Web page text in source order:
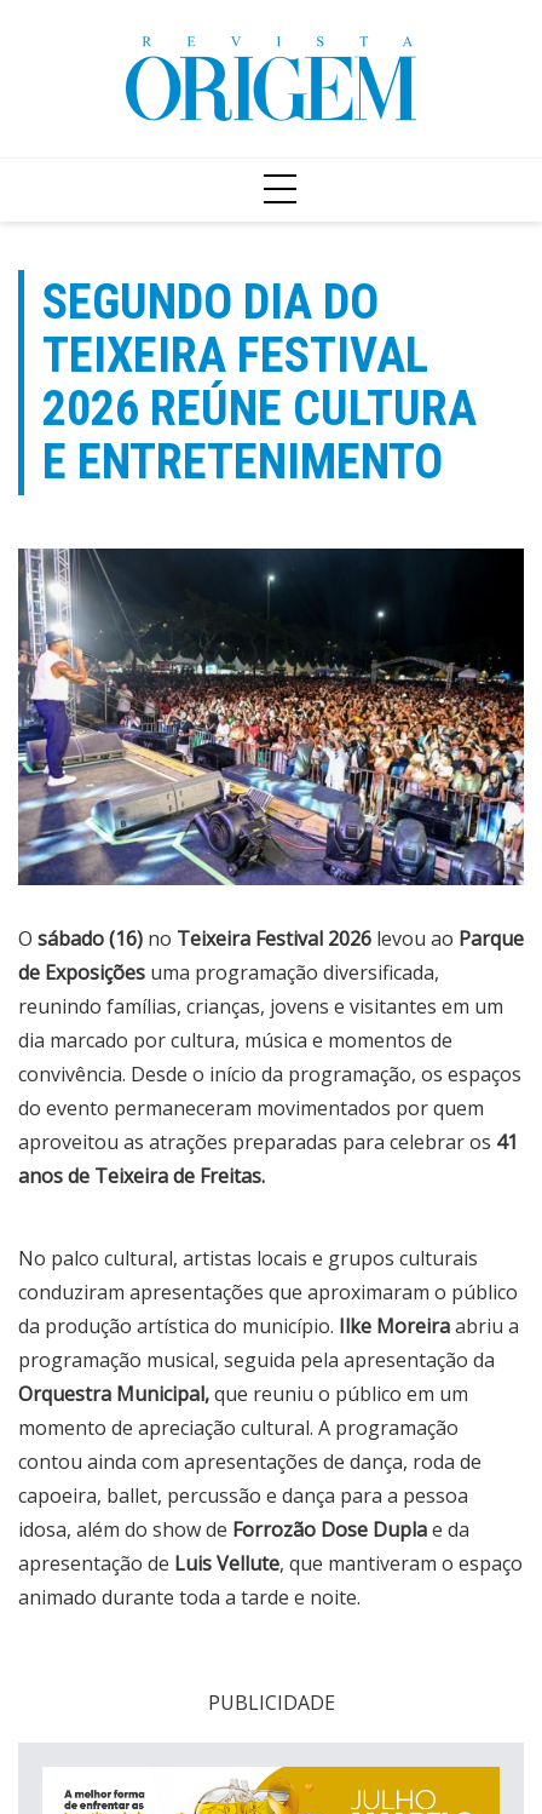
SEGUNDO DIA DO
TEIXEIRA FESTIVAL
2026 REÚNE CULTURA
E ENTRETENIMENTO
O sábado (16) no Teixeira Festival 2026 levou ao Parque
de Exposições uma programação diversificada,
reunindo famílias, crianças, jovens e visitantes em um
dia marcado por cultura, música e momentos de
convivência. Desde o início da programação, os espaços
do evento permaneceram movimentados por quem
aproveitou as atrações preparadas para celebrar os 41
anos de Teixeira de Freitas.
No palco cultural, artistas locais e grupos culturais
conduziram apresentações que aproximaram o público
da produção artística do município. Ilke Moreiraabriu a
programação musical, seguida pela apresentação da
Orquestra Municipal,que reuniu o público em um
momento de apreciação cultural. A programação
contou ainda com apresentações de dança, roda de
capoeira, ballet, percussão e dança para a pessoa
idosa, além do show de Forrozão Dose Duplae da
apresentação de Luis Vellute, que mantiveram o espaço
animado durante toda a tarde e noite.
PUBLICIDADE